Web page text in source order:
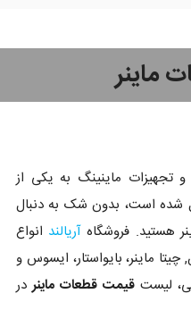
ماینر
تجهیزات ماینینگ به یکی از
شده است، بدون شک به دنبال
هستید. فروشگاهآریالند انواع
ماینر، بایواستار، ایسوس و
لیستقیمت قطعات ماینردر